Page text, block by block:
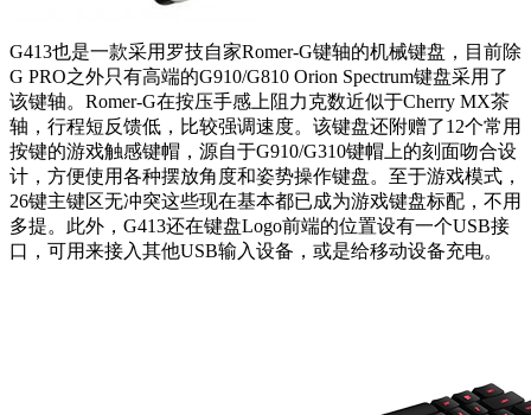
G413也是一款采用罗技自家Romer-G键轴的机械键盘，目前除
G PRO之外只有高端的G910/G810 Orion Spectrum键盘采用了
该键轴。Romer-G在按压手感上阻力克数近似于Cherry MX茶
轴，行程短反馈低，比较强调速度。该键盘还附赠了12个常用
按键的游戏触感键帽，源自于G910/G310键帽上的刻面吻合设
计，方便使用各种摆放角度和姿势操作键盘。至于游戏模式，
26键主键区无冲突这些现在基本都已成为游戏键盘标配，不用
多提。此外，G413还在键盘Logo前端的位置设有一个USB接
口，可用来接入其他USB输入设备，或是给移动设备充电。